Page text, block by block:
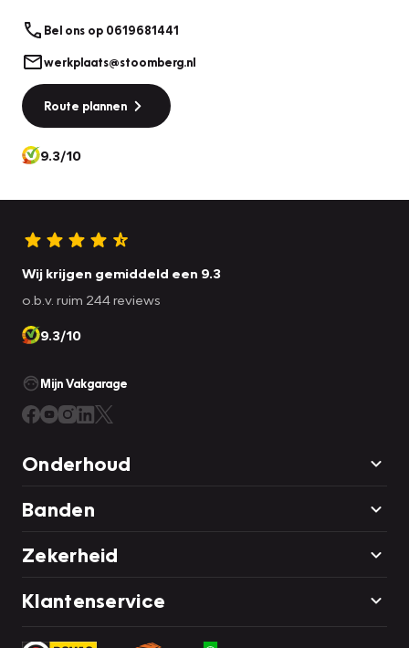
Bel ons op 0619681441
werkplaats@stoomberg.nl
Route plannen
9.3/10
Wij krijgen gemiddeld een 9.3
o.b.v. ruim 244 reviews
9.3/10
Mijn Vakgarage
Onderhoud
Banden
Zekerheid
Klantenservice